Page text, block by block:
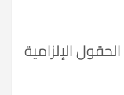
الحقول الإلزامية